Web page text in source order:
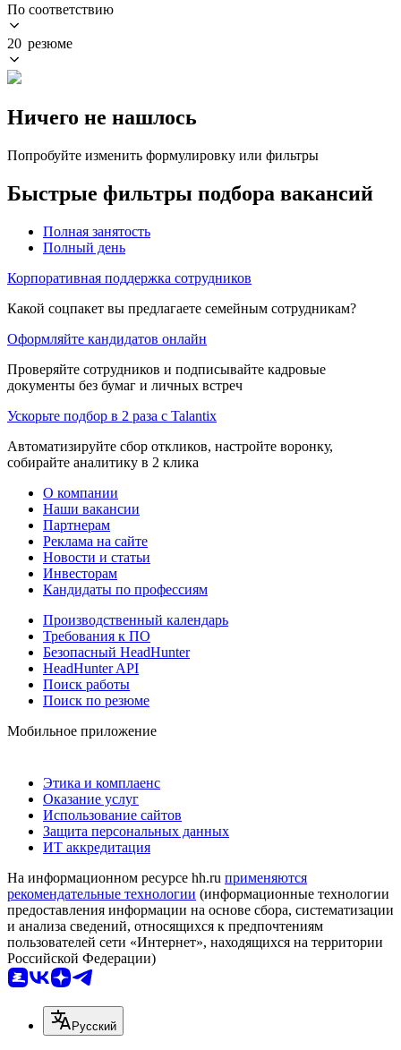
По соответствию
20 резюме
Ничего не нашлось
Попробуйте изменить формулировку или фильтры
Быстрые фильтры подбора вакансий
Полная занятость
Полный день
Корпоративная поддержка сотрудников
Какой соцпакет вы предлагаете семейным сотрудникам?
Оформляйте кандидатов онлайн
Проверяйте сотрудников и подписывайте кадровые
документы без бумаг и личных встреч
Ускорьте подбор в 2 раза с Talantix
Автоматизируйте сбор откликов, настройте воронку,
собирайте аналитику в 2 клика
О компании
Наши вакансии
Партнерам
Реклама на сайте
Новости и статьи
Инвесторам
Кандидаты по профессиям
Производственный календарь
Требования к ПО
Безопасный HeadHunter
HeadHunter API
Поиск работы
Поиск по резюме
Мобильное приложение
Этика и комплаенс
Оказание услуг
Использование сайтов
Защита персональных данных
ИТ аккредитация
На информационном ресурсе hh.ru применяются
рекомендательные технологии (информационные технологии
предоставления информации на основе сбора, систематизации
и анализа сведений, относящихся к предпочтениям
пользователей сети «Интернет», находящихся на территории
Российской Федерации)
Русский